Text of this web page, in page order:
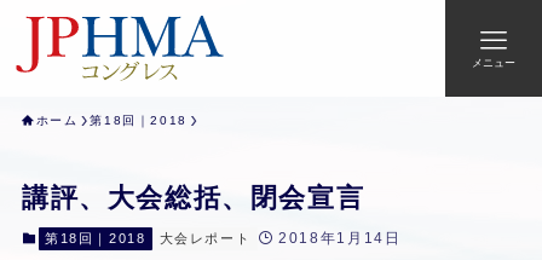
メニュー
ホーム 第18回｜2018
講評、大会総括、閉会宣言
第18回｜2018 大会レポート 2018年1月14日